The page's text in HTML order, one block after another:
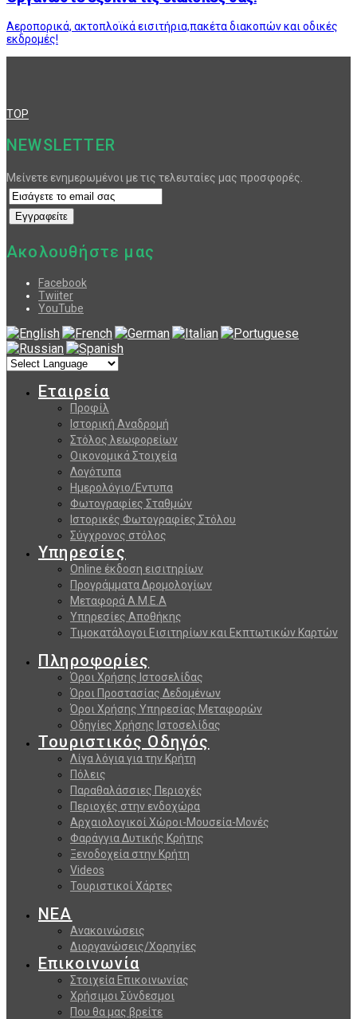
Αεροπορικά, ακτοπλοϊκά εισιτήρια,πακέτα διακοπών και οδικές
εκδρομές!
TOP
NEWSLETTER
Μείνετε ενημερωμένοι με τις τελευταίες μας προσφορές.
Ακολουθήστε μας
Facebook
Twiiter
YouTube
Εταιρεία
Προφίλ
Ιστορική Αναδρομή
Στόλος λεωφορείων
Οικονομικά Στοιχεία
Λογότυπα
Ημερολόγιο/Εντυπα
Φωτογραφίες Σταθμών
Ιστορικές Φωτογραφίες Στόλου
Σύγχρονος στόλος
Υπηρεσίες
Online έκδοση εισιτηρίων
Προγράμματα Δρομολογίων
Μεταφορά Α.Μ.Ε.Α
Υπηρεσίες Αποθήκης
Τιμοκατάλογοι Εισιτηρίων και Εκπτωτικών Καρτών
Πληροφορίες
Όροι Χρήσης Ιστοσελίδας
Όροι Προστασίας Δεδομένων
Όροι Χρήσης Υπηρεσίας Μεταφορών
Οδηγίες Χρήσης Ιστοσελίδας
Τουριστικός Οδηγός
Λίγα λόγια για την Κρήτη
Πόλεις
Παραθαλάσσιες Περιοχές
Περιοχές στην ενδοχώρα
Αρχαιολογικοί Χώροι-Μουσεία-Μονές
Φαράγγια Δυτικής Κρήτης
Ξενοδοχεία στην Κρήτη
Videos
Τουριστικοί Χάρτες
ΝΕΑ
Ανακοινώσεις
Διοργανώσεις/Χορηγίες
Επικοινωνία
Στοιχεία Επικοινωνίας
Χρήσιμοι Σύνδεσμοι
Που θα μας βρείτε